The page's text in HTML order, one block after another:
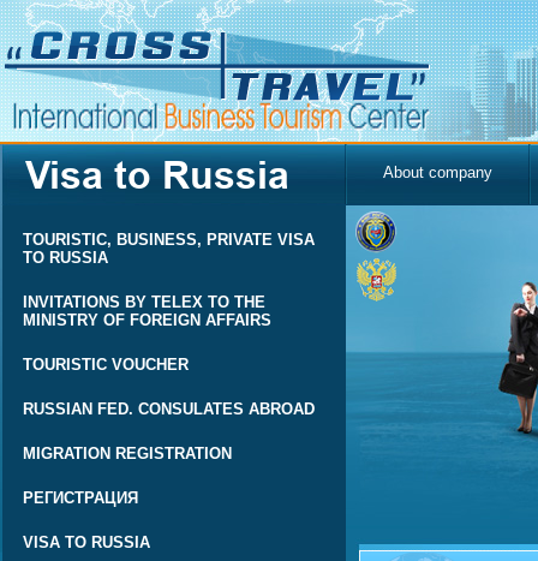
About company
TOURISTIC, BUSINESS, PRIVATE VISA
TO RUSSIA
INVITATIONS BY TELEX TO THE
MINISTRY OF FOREIGN AFFAIRS
TOURISTIC VOUCHER
RUSSIAN FED. CONSULATES ABROAD
MIGRATION REGISTRATION
РЕГИСТРАЦИЯ
VISA TO RUSSIA